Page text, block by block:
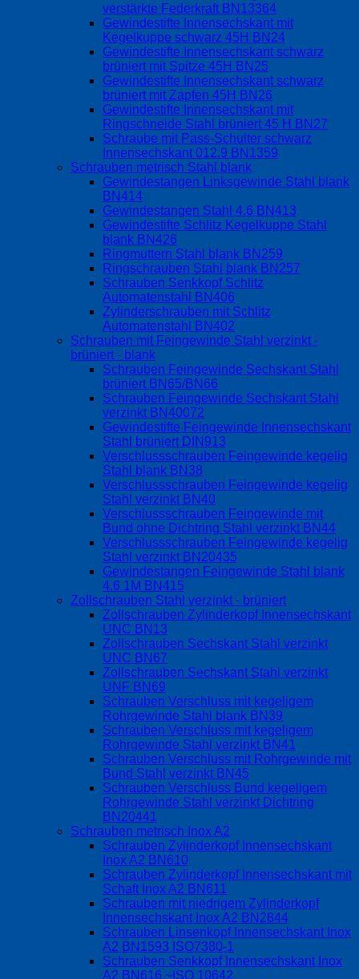
verstärkte Federkraft BN13364
Gewindestifte Innensechskant mit
Kegelkuppe schwarz 45H BN24
Gewindestifte Innensechskant schwarz
brüniert mit Spitze 45H BN25
Gewindestifte Innensechskant schwarz
brüniert mit Zapfen 45H BN26
Gewindestifte Innensechskant mit
Ringschneide Stahl brüniert 45 H BN27
Schraube mit Pass-Schulter schwarz
Innensechskant 012.9 BN1359
Schrauben metrisch Stahl blank
Gewindestangen Linksgewinde Stahl blank
BN414
Gewindestangen Stahl 4.6 BN413
Gewindestifte Schlitz Kegelkuppe Stahl
blank BN426
Ringmuttern Stahl blank BN259
Ringschrauben Stahl blank BN257
Schrauben Senkkopf Schlitz
Automatenstahl BN406
Zylinderschrauben mit Schlitz
Automatenstahl BN402
Schrauben mit Feingewinde Stahl verzinkt -
brüniert - blank
Schrauben Feingewinde Sechskant Stahl
brüniert BN65/BN66
Schrauben Feingewinde Sechskant Stahl
verzinkt BN40072
Gewindestifte Feingewinde Innensechskant
Stahl brüniert DIN913
Verschlussschrauben Feingewinde kegelig
Stahl blank BN38
Verschlussschrauben Feingewinde kegelig
Stahl verzinkt BN40
Verschlussschrauben Feingewinde mit
Bund ohne Dichtring Stahl verzinkt BN44
Verschlussschrauben Feingewinde kegelig
Stahl verzinkt BN20435
Gewindestangen Feingewinde Stahl blank
4.6 1M BN415
Zollschrauben Stahl verzinkt - brüniert
Zollschrauben Zylinderkopf Innensechskant
UNC BN13
Zollschrauben Sechskant Stahl verzinkt
UNC BN67
Zollschrauben Sechskant Stahl verzinkt
UNF BN69
Schrauben Verschluss mit kegeligem
Rohrgewinde Stahl blank BN39
Schrauben Verschluss mit kegeligem
Rohrgewinde Stahl verzinkt BN41
Schrauben Verschluss mit Rohrgewinde mit
Bund Stahl verzinkt BN45
Schrauben Verschluss Bund kegeligem
Rohrgewinde Stahl verzinkt Dichtring
BN20441
Schrauben metrisch Inox A2
Schrauben Zylinderkopf Innensechskant
Inox A2 BN610
Schrauben Zylinderkopf Innensechskant mit
Schaft Inox A2 BN611
Schrauben mit niedrigem Zylinderkopf
Innensechskant Inox A2 BN2844
Schrauben Linsenkopf Innensechskant Inox
A2 BN1593 ISO7380-1
Schrauben Senkkopf Innensechskant Inox
A2 BN616 ~ISO 10642